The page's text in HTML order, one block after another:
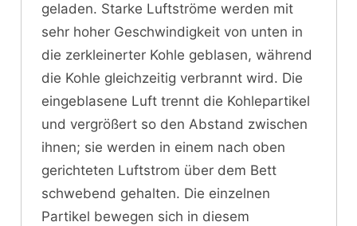
geladen. Starke Luftströme werden mit
sehr hoher Geschwindigkeit von unten in
die zerkleinerter Kohle geblasen, während
die Kohle gleichzeitig verbrannt wird. Die
eingeblasene Luft trennt die Kohlepartikel
und vergrößert so den Abstand zwischen
ihnen; sie werden in einem nach oben
gerichteten Luftstrom über dem Bett
schwebend gehalten. Die einzelnen
Partikel bewegen sich in diesem